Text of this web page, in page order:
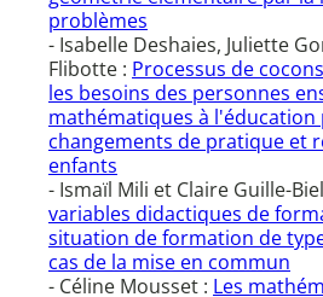
problèmes
- Isabelle Deshaies, Juliette
Flibotte : Processus de
les besoins des personnes
mathématiques à l'éducation
changements de pratique et
enfants
- Ismaïl Mili et Claire Guille-
variables didactiques de
situation de formation de type
cas de la mise en commun
- Céline Mousset : Les